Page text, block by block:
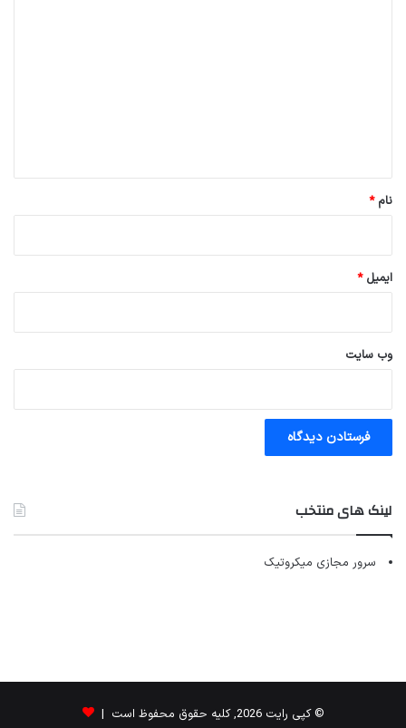
نام*
ایمیل*
وب‌ سایت
لینک های منتخب
سرور مجازی میکروتیک
© کپی رایت 2026, کلیه حقوق محفوظ است |